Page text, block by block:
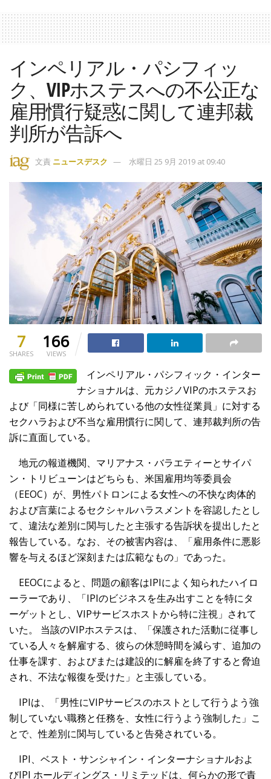
インペリアル・パシフィッ
ク、VIPホステスへの不公正な
雇用慣行疑惑に関して連邦裁
判所が告訴へ
文責 ニュースデスク 水曜日 25 9月 2019 at 09:40
7
SHARES
166
VIEWS
インペリアル・パシフィック・インター
ナショナルは、元カジノVIPのホステスお
よび「同様に苦しめられている他の女性従業員」に対する
セクハラおよび不当な雇用慣行に関して、連邦裁判所の告
訴に直面している。
地元の報道機関、マリアナス・バラエティーとサイパ
ン・トリビューンはどちらも、米国雇用均等委員会
（EEOC）が、男性パトロンによる女性への不快な肉体的
および言葉によるセクシャルハラスメントを容認したとし
て、違法な差別に関与したと主張する告訴状を提出したと
報告している。なお、その被害内容は、「雇用条件に悪影
響を与えるほど深刻または広範なもの」であった。
EEOCによると、問題の顧客はIPIによく知られたハイロ
ーラーであり、「IPIのビジネスを生み出すことを特にタ
ーゲットとし、VIPサービスホストから特に注視」されて
いた。 当該のVIPホステスは、「保護された活動に従事し
ている人々を解雇する、彼らの休憩時間を減らす、追加の
仕事を課す、およびまたは建設的に解雇を終了すると脅迫
され、不法な報復を受けた」と主張している。
IPIは、「男性にVIPサービスのホストとして行うよう強
制していない職務と任務を、女性に行うよう強制した」こ
とで、性差別に関与していると告発されている。
IPI、ベスト・サンシャイン・インターナショナルおよ
びIPI ホールディングス・リミテッドは、何らかの形で責